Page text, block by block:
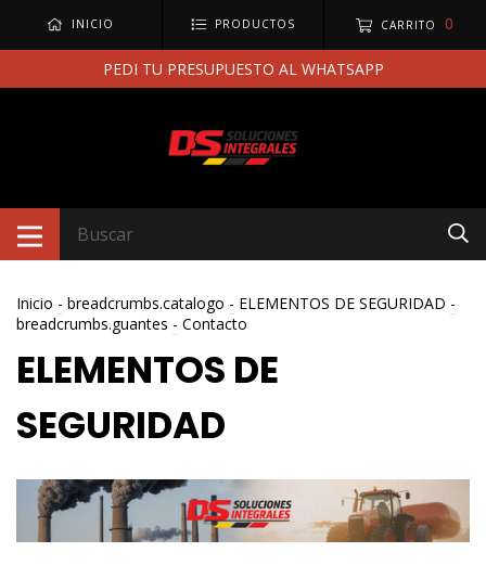
INICIO PRODUCTOS CARRITO 0
PEDI TU PRESUPUESTO AL WHATSAPP
Inicio - breadcrumbs.catalogo - ELEMENTOS DE SEGURIDAD -
breadcrumbs.guantes - Contacto
ELEMENTOS DE
SEGURIDAD